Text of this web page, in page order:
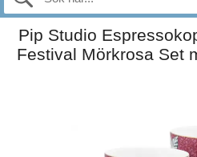
Pip Studio
Festival Mörkrosa Set